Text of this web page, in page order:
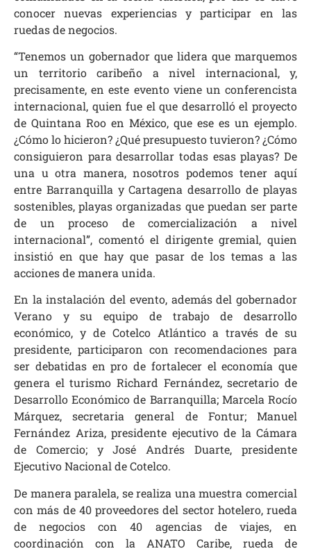
conocer nuevas experiencias y participar en las
ruedas de negocios.
“Tenemos un gobernador que lidera que marquemos
un territorio caribeño a nivel internacional, y,
precisamente, en este evento viene un conferencista
internacional, quien fue el que desarrolló el proyecto
de Quintana Roo en México, que ese es un ejemplo.
¿Cómo lo hicieron? ¿Qué presupuesto tuvieron? ¿Cómo
consiguieron para desarrollar todas esas playas? De
una u otra manera, nosotros podemos tener aquí
entre Barranquilla y Cartagena desarrollo de playas
sostenibles, playas organizadas que puedan ser parte
de un proceso de comercialización a nivel
internacional”, comentó el dirigente gremial, quien
insistió en que hay que pasar de los temas a las
acciones de manera unida.
En la instalación del evento, además del gobernador
Verano y su equipo de trabajo de desarrollo
económico, y de Cotelco Atlántico a través de su
presidente, participaron con recomendaciones para
ser debatidas en pro de fortalecer el economía que
genera el turismo Richard Fernández, secretario de
Desarrollo Económico de Barranquilla; Marcela Rocío
Márquez, secretaria general de Fontur; Manuel
Fernández Ariza, presidente ejecutivo de la Cámara
de Comercio; y José Andrés Duarte, presidente
Ejecutivo Nacional de Cotelco.
De manera paralela, se realiza una muestra comercial
con más de 40 proveedores del sector hotelero, rueda
de negocios con 40 agencias de viajes, en
coordinación con la ANATO Caribe, rueda de